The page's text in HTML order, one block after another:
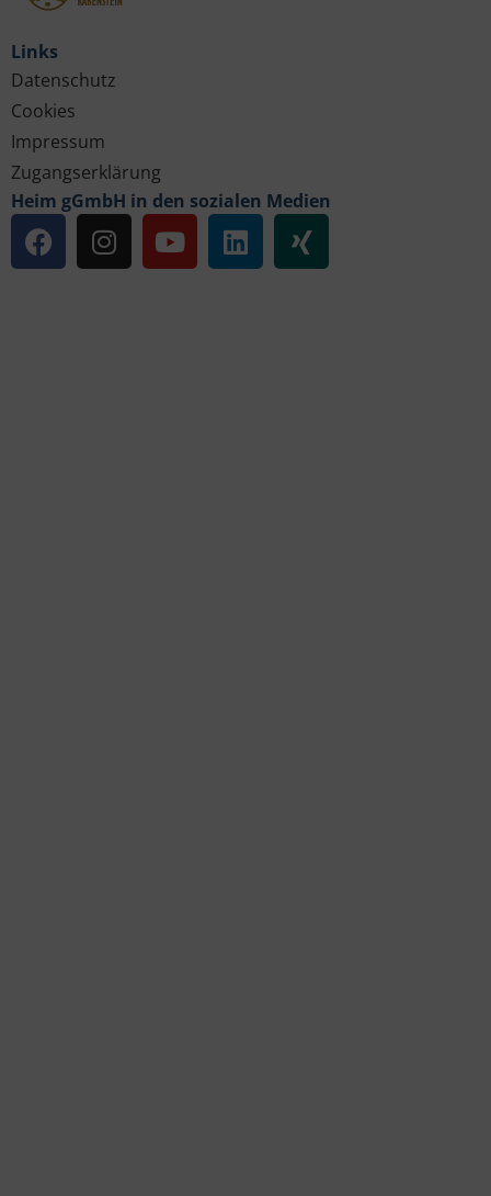
Links
Datenschutz
Cookies
Impressum
Zugangserklärung
Heim gGmbH in den sozialen Medien